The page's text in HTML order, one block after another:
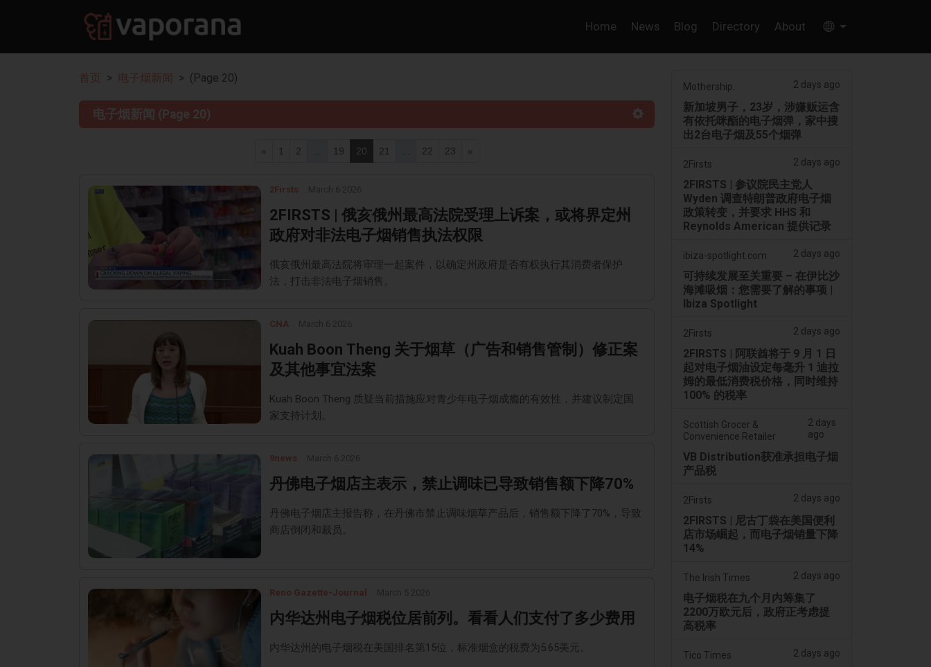
Home News Blog Directory About
首页 电子烟新闻 (Page 20)
电子烟新闻 (Page 20)
« 1 2 19 20 21 22 23 »
2Firsts
2FIRSTS | 俄亥俄州最高法院受理上诉案，或将界定州
政府对非法电子烟销售执法权限
俄亥俄州最高法院将审理一起案件，以确定州政府是否有权执行其消费者保护
法，打击非法电子烟销售。
CNA
Kuah Boon Theng 关于烟草（广告和销售管制）修正案
及其他事宜法案
Kuah Boon Theng 质疑当前措施应对青少年电子烟成瘾的有效性，并建议制定国
家支持计划。
9news
丹佛电子烟店主表示，禁止调味已导致销售额下降70%
丹佛电子烟店主报告称，在丹佛市禁止调味烟草产品后，销售额下降了70%，导致
商店倒闭和裁员。
Reno Gazette-Journal
内华达州电子烟税位居前列。看看人们支付了多少费用
内华达州的电子烟税在美国排名第15位，标准烟盒的税费为5.65美元。
Mothership. 2 days ago
新加坡男子，23岁，涉嫌贩运含
有依托咪酯的电子烟弹，家中搜
出2台电子烟及55个烟弹
2Firsts 2 days ago
2FIRSTS | 参议院民主党人
Wyden 调查特朗普政府电子烟
政策转变，并要求 HHS 和
Reynolds American 提供记录
ibiza-spotlight.com 2 days ago
可持续发展至关重要 – 在伊比沙
海滩吸烟：您需要了解的事项 |
Ibiza Spotlight
2Firsts 2 days ago
2FIRSTS | 阿联酋将于 9 月 1 日
起对电子烟油设定每毫升 1 迪拉
姆的最低消费税价格，同时维持
100% 的税率
Scottish Grocer &
Convenience Retailer
2 days
ago
VB Distribution获准承担电子烟
产品税
2Firsts 2 days ago
2FIRSTS | 尼古丁袋在美国便利
店市场崛起，而电子烟销量下降
14%
The Irish Times 2 days ago
电子烟税在九个月内筹集了
2200万欧元后，政府正考虑提
高税率
Tico Times 2 days ago